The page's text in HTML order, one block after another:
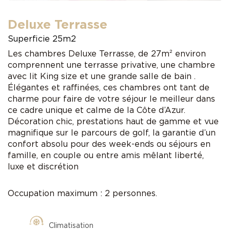
Deluxe Terrasse
Superficie 25m2
Les chambres Deluxe Terrasse, de 27m² environ
comprennent une terrasse privative, une chambre
avec lit King size et une grande salle de bain .
Élégantes et raffinées, ces chambres ont tant de
charme pour faire de votre séjour le meilleur dans
ce cadre unique et calme de la Côte d’Azur.
Décoration chic, prestations haut de gamme et vue
magnifique sur le parcours de golf, la garantie d’un
confort absolu pour des week-ends ou séjours en
famille, en couple ou entre amis mêlant liberté,
luxe et discrétion
Occupation maximum : 2 personnes.
Climatisation